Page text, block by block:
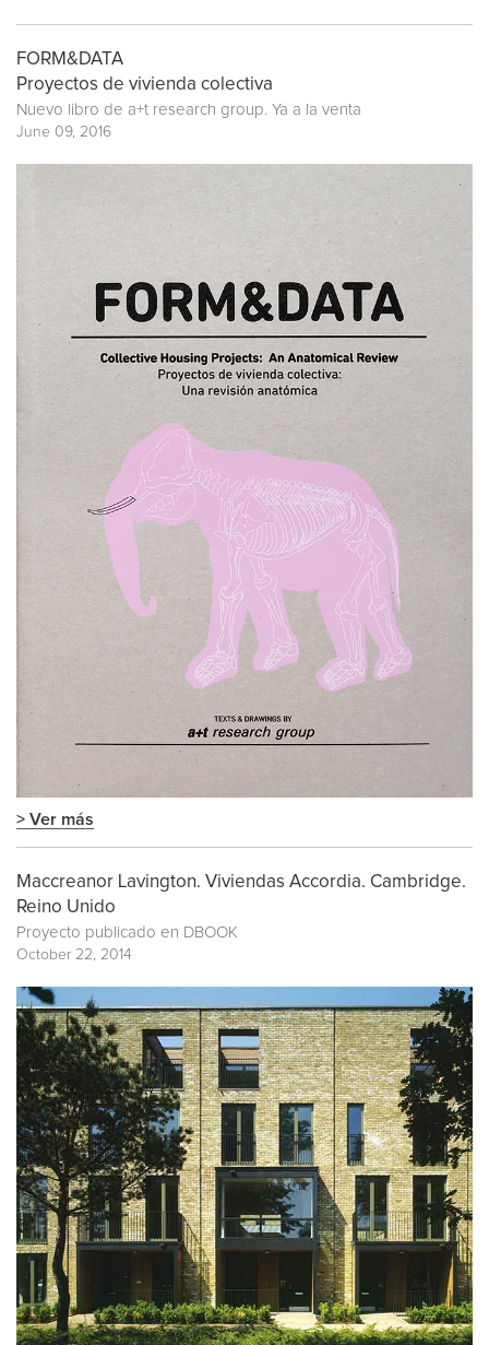
FORM&DATA
Proyectos de vivienda colectiva
Nuevo libro de a+t research group. Ya a la venta
June 09, 2016
> Ver más
Maccreanor Lavington. Viviendas Accordia. Cambridge.
Reino Unido
Proyecto publicado en DBOOK
October 22, 2014